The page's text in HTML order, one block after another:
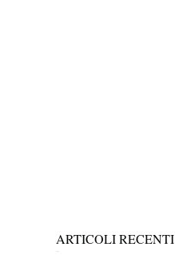
ARTICOLI RECENTI